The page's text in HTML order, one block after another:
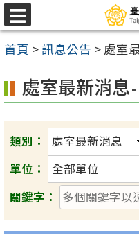
跳
至
主
內
容
區
選
單
首頁 >訊息公告 > 處室
處室最新消息
類別：
單位：
關鍵字：